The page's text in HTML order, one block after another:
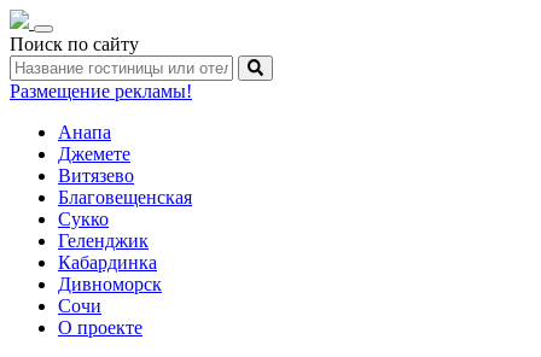
Toggle
navigation
Поиск по сайту
Размещение рекламы!
Анапа
Джемете
Витязево
Благовещенская
Сукко
Геленджик
Кабардинка
Дивноморск
Сочи
О проекте